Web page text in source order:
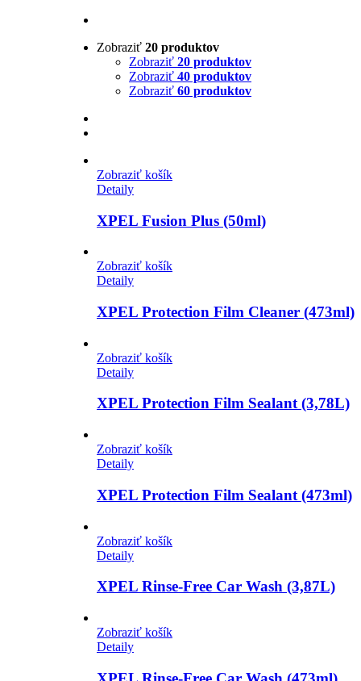
Zobraziť 20 produktov
Zobraziť 20 produktov
Zobraziť 40 produktov
Zobraziť 60 produktov
Zobraziť košík
Detaily
XPEL Fusion Plus (50ml)
Zobraziť košík
Detaily
XPEL Protection Film Cleaner (473ml)
Zobraziť košík
Detaily
XPEL Protection Film Sealant (3,78L)
Zobraziť košík
Detaily
XPEL Protection Film Sealant (473ml)
Zobraziť košík
Detaily
XPEL Rinse-Free Car Wash (3,87L)
Zobraziť košík
Detaily